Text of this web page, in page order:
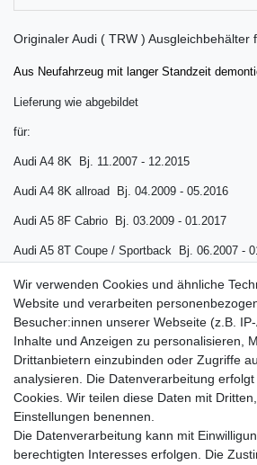
Originaler Audi ( TRW ) Ausgleichbehälter
Aus Neufahrzeug mit langer Standzeit
Lieferung wie abgebildet
für:
Audi A4 8K Bj. 11.2007 - 12.2015
Audi A4 8K allroad Bj. 04.2009 - 05.2016
Audi A5 8F Cabrio Bj. 03.2009 - 01.2017
Audi A5 8T Coupe / Sportback Bj. 06.2007 -
Audi A6 C7 4G Bj. 11.2010 – 09.2018
Audi A6 C7 4G allroad Bj. 01.2012 – 08.2018
Audi A7 C7 4G Bj. 07.2010 – 05.2018
Audi Q5 8R Bj. 11.2008 - 05.2017
Wir verwenden Cookies und ähnliche
Website und verarbeiten
Besucher:innen unserer Webseite (z.B.
Inhalte und Anzeigen zu personalisieren,
Drittanbietern einzubinden oder Zugriffe
analysieren. Die Datenverarbeitung
Cookies. Wir teilen diese Daten mit
Einstellungen benennen.
Die Datenverarbeitung kann mit
berechtigten Interesses erfolgen. Die